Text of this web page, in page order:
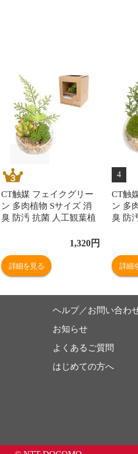
CT触媒 フェイクグリー
ン 多肉植物 Sサイズ 消
臭 防汚 抗菌 人工観葉植
ィシャルグリーン おしゃ
れ ナチュラル リビング
ダイニング 玄関 キッチ
ン トイレ 寄せ植え ガラ
1,320円
詳細を見る
4
CT触
ン 多
臭 防
ィシ
れ ナ
ダイ
ン ト
詳細
ヘルプ／お問い合わ
お知らせ
よくあるご質問
はじめての方へ